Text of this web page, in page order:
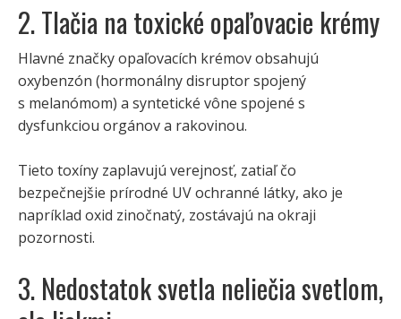
2. Tlačia na toxické opaľovacie krémy
Hlavné značky opaľovacích krémov obsahujú
oxybenzón (hormonálny disruptor spojený
s melanómom) a syntetické vône spojené s
dysfunkciou orgánov a rakovinou.
Tieto toxíny zaplavujú verejnosť, zatiaľ čo
bezpečnejšie prírodné UV ochranné látky, ako je
napríklad oxid zinočnatý, zostávajú na okraji
pozornosti.
3. Nedostatok svetla neliečia svetlom,